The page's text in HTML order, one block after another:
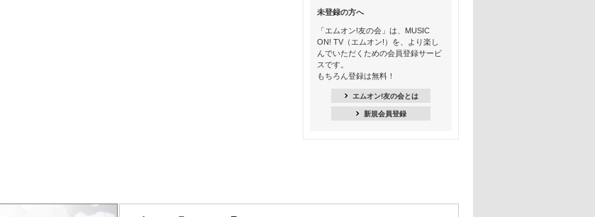
15:30
この夏聴きたい! サマーソングメドレ
ー【歌詞入り】 #4
16:30
あのころK-POPヒッツ! 2021年
未登録の方へ
「エムオン!友の会」は、MUSIC
ON! TV（エムオン!）を、より楽し
んでいただくための会員登録サービ
スです。
もちろん登録は無料！
エムオン!友の会とは
新規会員登録